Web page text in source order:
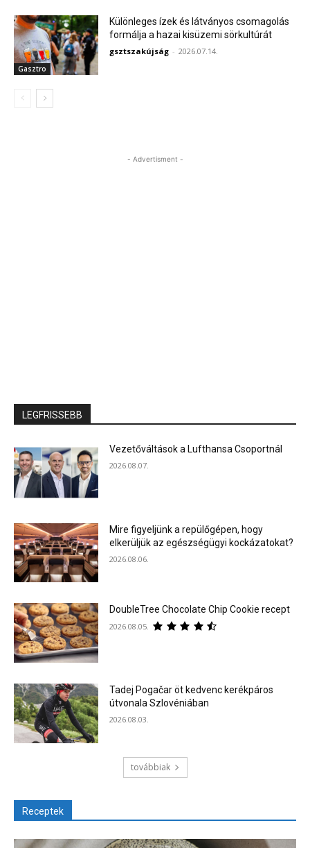
Gasztro
Különleges ízek és látványos csomagolás
formálja a hazai kisüzemi sörkultúrát
gsztszakújság - 2026.07.14.
- Advertisment -
LEGFRISSEBB
Vezetőváltások a Lufthansa Csoportnál
2026.08.07.
Mire figyeljünk a repülőgépen, hogy
elkerüljük az egészségügyi kockázatokat?
2026.08.06.
DoubleTree Chocolate Chip Cookie recept
2026.08.05.
Tadej Pogačar öt kedvenc kerékpáros
útvonala Szlovéniában
2026.08.03.
továbbiak
Receptek